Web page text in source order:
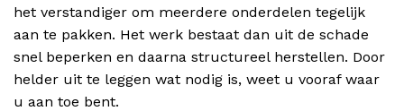
het verstandiger om meerdere onderdelen tegelijk
aan te pakken. Het werk bestaat dan uit de schade
snel beperken en daarna structureel herstellen. Door
helder uit te leggen wat nodig is, weet u vooraf waar
u aan toe bent.